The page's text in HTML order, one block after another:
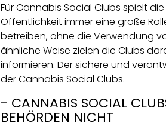
Für Cannabis Social Clubs spielt
Öffentlichkeit immer eine große
betreiben, ohne die Verwendung
ähnliche Weise zielen die Clubs
informieren. Der sichere und
der Cannabis Social Clubs.
- CANNABIS SOCIAL
BEHÖRDEN NICHT